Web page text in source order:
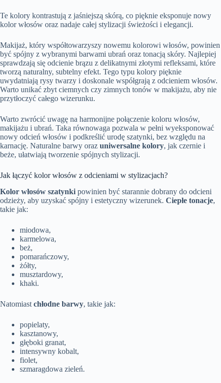
Te kolory kontrastują z jaśniejszą skórą, co pięknie eksponuje nowy
kolor włosów oraz nadaje całej stylizacji świeżości i elegancji.
Makijaż, który współtowarzyszy nowemu kolorowi włosów, powinien
być spójny z wybranymi barwami ubrań oraz tonacją skóry. Najlepiej
sprawdzają się odcienie brązu z delikatnymi złotymi refleksami, które
tworzą naturalny, subtelny efekt. Tego typu kolory pięknie
uwydatniają rysy twarzy i doskonale współgrają z odcieniem włosów.
Warto unikać zbyt ciemnych czy zimnych tonów w makijażu, aby nie
przytłoczyć całego wizerunku.
Warto zwrócić uwagę na harmonijne połączenie koloru włosów,
makijażu i ubrań. Taka równowaga pozwala w pełni wyeksponować
nowy odcień włosów i podkreślić urodę szatynki, bez względu na
karnację. Naturalne barwy oraz uniwersalne kolory, jak czernie i
beże, ułatwiają tworzenie spójnych stylizacji.
Jak łączyć kolor włosów z odcieniami w stylizacjach?
Kolor włosów szatynki powinien być starannie dobrany do odcieni
odzieży, aby uzyskać spójny i estetyczny wizerunek. Ciepłe tonacje,
takie jak:
miodowa,
karmelowa,
beż,
pomarańczowy,
żółty,
musztardowy,
khaki.
Natomiast chłodne barwy, takie jak:
popielaty,
kasztanowy,
głęboki granat,
intensywny kobalt,
fiolet,
szmaragdowa zieleń.